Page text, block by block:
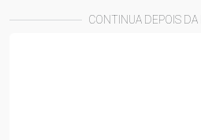
CONTINUA DEPOIS DA